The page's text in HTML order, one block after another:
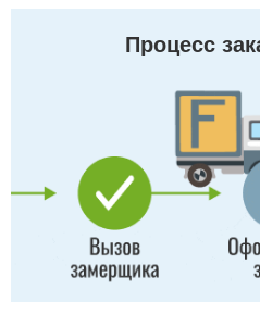
Процесс